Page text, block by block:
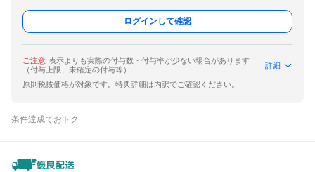
ログインして確認
ご注意 表示よりも実際の付与数・付与率が少ない場合があります
（付与上限、未確定の付与等）
詳細
原則税抜価格が対象です。特典詳細は内訳でご確認ください。
条件達成でおトク